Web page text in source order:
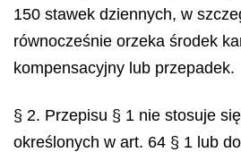
150 stawek dziennych, w
równocześnie orzeka środek
kompensacyjny lub przepadek.
§ 2. Przepisu § 1 nie stosuje
określonych w art. 64 § 1 lub